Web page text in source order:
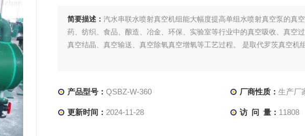
简要描述： 汽水串联水喷射真空机组能大幅度提高单组水喷射真空泵的真
药、纺织、食品、酿造、冶金、环保、实验室等行业中的真空吸收、真空
真空结晶、真空输送、真空除氧真空增氧等工艺过程。 是取代罗茨真空机
产品型号： QSBZ-W-360 厂商性质： 生产厂
更新时间： 2024-11-28 访 问 量： 11808